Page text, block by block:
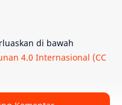
Hilal
di bawah
4.0 Internasional (CC